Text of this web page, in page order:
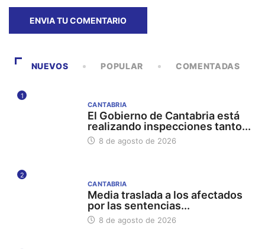
NUEVOS POPULAR COMENTADAS
1
CANTABRIA
El Gobierno de Cantabria está
realizando inspecciones tanto...
8 de agosto de 2026
2
CANTABRIA
Media traslada a los afectados
por las sentencias...
8 de agosto de 2026